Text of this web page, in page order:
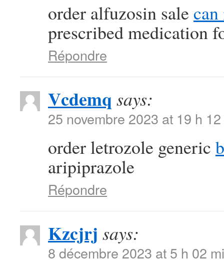
order alfuzosin sale
prescribed medication
Répondre
Vcdemq says:
25 novembre 2023 at 19 h
order letrozole generic
aripiprazole
Répondre
Kzcjrj says:
8 décembre 2023 at 5 h 02